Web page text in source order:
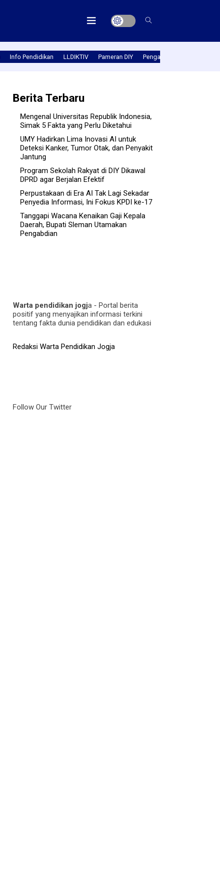
Info Pendidikan LLDIKTIV Pameran DIY Pengabmas
Berita Terbaru
Mengenal Universitas Republik Indonesia,
Simak 5 Fakta yang Perlu Diketahui
UMY Hadirkan Lima Inovasi AI untuk
Deteksi Kanker, Tumor Otak, dan Penyakit
Jantung
Program Sekolah Rakyat di DIY Dikawal
DPRD agar Berjalan Efektif
Perpustakaan di Era AI Tak Lagi Sekadar
Penyedia Informasi, Ini Fokus KPDI ke-17
Tanggapi Wacana Kenaikan Gaji Kepala
Daerah, Bupati Sleman Utamakan
Pengabdian
Warta pendidikan jogja - Portal berita
positif yang menyajikan informasi terkini
tentang fakta dunia pendidikan dan edukasi
Redaksi Warta Pendidikan Jogja
Follow Our Twitter